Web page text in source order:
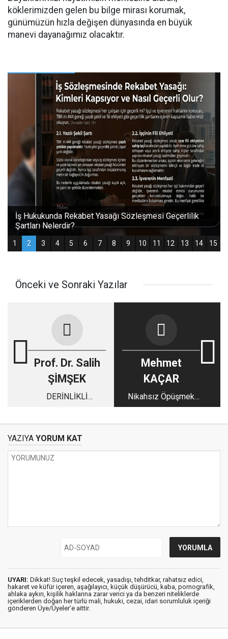
köklerimizden gelen bu bilge mirası korumak,
günümüzün hızla değişen dünyasında en büyük
manevi dayanağımız olacaktır.
Önceki ve Sonraki Yazılar
Prof. Dr. Salih
ŞİMŞEK
DERİNLİKLİ
Salih Şimşek
Mehmet
KAÇAR
Nikahsız Öpüşmek
Zina Sayılır mı? İş
YAZIYA YORUM KAT
UYARI: Dikkat! Suç teşkil edecek, yasadışı, tehditkar, rahatsız edici,
hakaret ve küfür içeren, aşağılayıcı, küçük düşürücü, kaba, pornografik,
ahlaka aykırı, kişilik haklarına zarar verici ya da benzeri niteliklerde
içeriklerden doğan her türlü mali, hukuki, cezai, idari sorumluluk içeriği
gönderen Üye/Üyeler’e aittir.